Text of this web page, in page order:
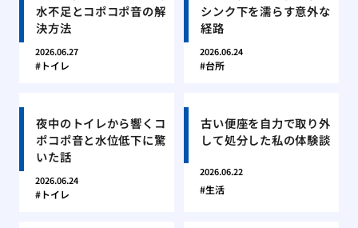
水不足とコポコポ音の解
決方法
2026.06.27
トイレ
シンク下を濡らす意外な
経路
2026.06.24
台所
夜中のトイレから響くコ
ポコポ音と水位低下に驚
いた話
2026.06.24
トイレ
古い便座を自力で取り外
して処分した私の体験談
2026.06.22
生活